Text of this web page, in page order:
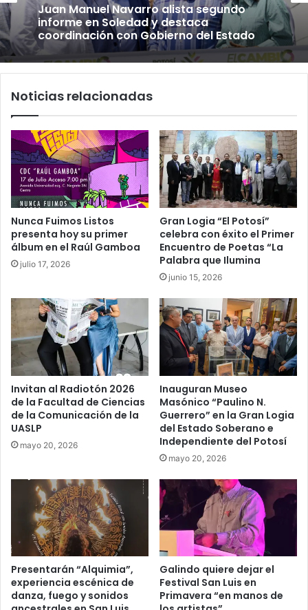
Juan Manuel Navarro alista segundo
informe en Soledad y destaca
coordinación con Gobierno del Estado
Noticias relacionadas
Nunca Fuimos Listos
presenta hoy su primer
álbum en el Raúl Gamboa
julio 17, 2026
Gran Logia “El Potosí”
celebra con éxito el Primer
Encuentro de Poetas “La
Palabra que Ilumina
junio 15, 2026
Invitan al Radiotón 2026
de la Facultad de Ciencias
de la Comunicación de la
UASLP
mayo 20, 2026
Inauguran Museo
Masónico “Paulino N.
Guerrero” en la Gran Logia
del Estado Soberano e
Independiente del Potosí
mayo 20, 2026
Presentarán “Alquimia”,
experiencia escénica de
danza, fuego y sonidos
Galindo quiere dejar el
Festival San Luis en
Primavera “en manos de